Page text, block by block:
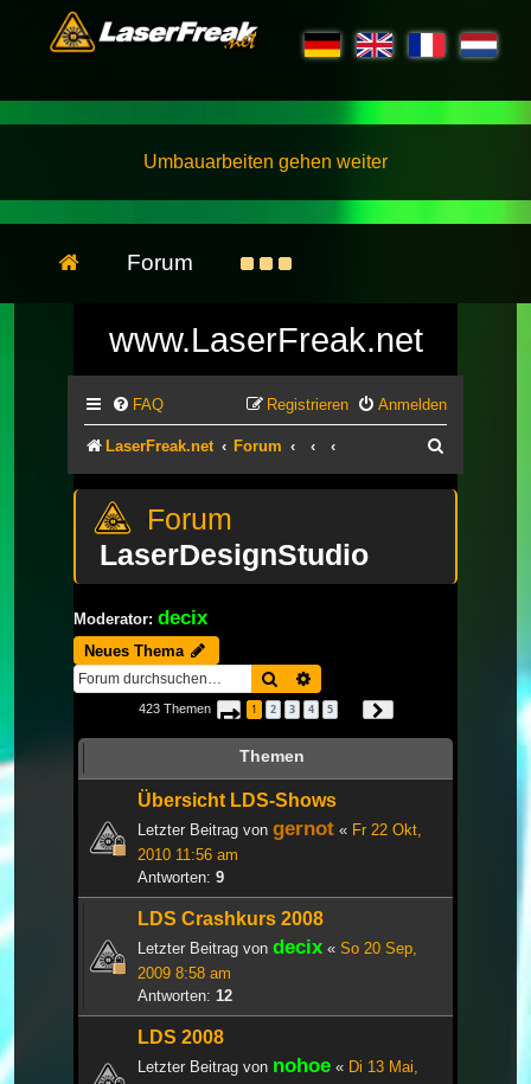
Umbauarbeiten gehen weiter
Forum
www.LaserFreak.net
FAQ Anmelden
Registrieren
LaserFreak.net Forum
LaserDesignStudio
Moderator: decix
Neues Thema
Suche
423 Themen Seite 1von 15
1 2 3 4 5
Themen
Übersicht LDS-Shows
Letzter Beitrag von gernot « Fr 22 Okt,
2010 11:56 am
Antworten: 9
LDS Crashkurs 2008
Letzter Beitrag von decix « So 20 Sep,
2009 8:58 am
Antworten: 12
LDS 2008
Letzter Beitrag von nohoe « Di 13 Mai,